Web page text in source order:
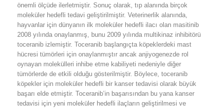
önemli ölçüde ilerletmiştir. Sonuç olarak, tıp alanında birçok
moleküler hedefli tedavi geliştirilmiştir. Veterinerlik alanında,
hayvanlar için dünyanın ilk moleküler hedefli ilacı olan masitinib
2008 yılında onaylanmış, bunu 2009 yılında multikinaz inhibitörü
toceranib izlemiştir. Toceranib başlangıçta köpeklerdeki mast
hücresi tümörleri için onaylanmıştır ancak anjiyogenezde rol
oynayan molekülleri inhibe etme kabiliyeti nedeniyle diğer
tümörlerde de etkili olduğu gösterilmiştir. Böylece, toceranib
köpekler için moleküler hedefli bir kanser tedavisi olarak büyük
başarı elde etmiştir. Toceranib’in başarısından bu yana kanser
tedavisi için yeni moleküler hedefli ilaçların geliştirilmesi ve